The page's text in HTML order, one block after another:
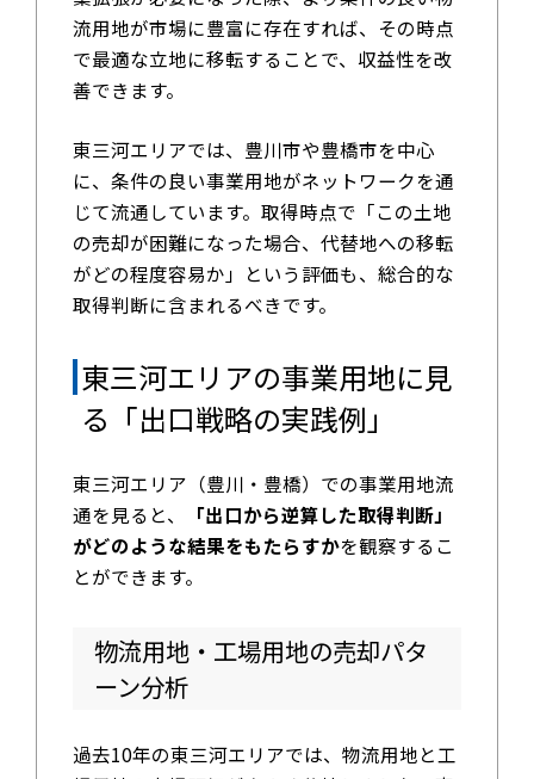
流用地が市場に豊富に存在すれば、その時点
で最適な立地に移転することで、収益性を改
善できます。
東三河エリアでは、豊川市や豊橋市を中心
に、条件の良い事業用地がネットワークを通
じて流通しています。取得時点で「この土地
の売却が困難になった場合、代替地への移転
がどの程度容易か」という評価も、総合的な
取得判断に含まれるべきです。
東三河エリアの事業用地に見
る「出口戦略の実践例」
東三河エリア（豊川・豊橋）での事業用地流
通を見ると、
「出口から逆算した取得判断」
がどのような結果をもたらすかを観察するこ
とができます。
物流用地・工場用地の売却パタ
ーン分析
過去10年の東三河エリアでは、物流用地と工